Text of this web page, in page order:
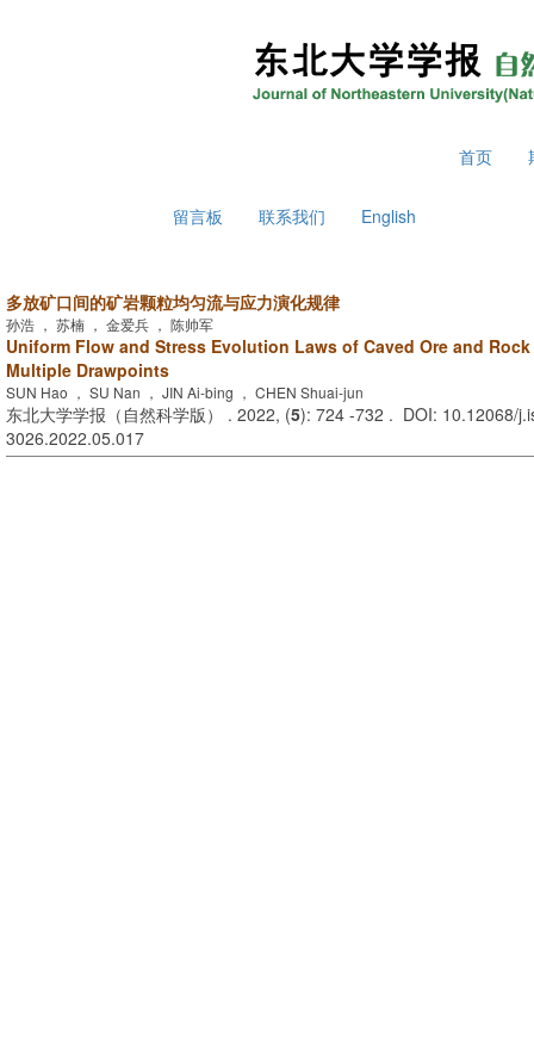
首页
留言板 联系我们 English
多放矿口间的矿岩颗粒均匀流与应力演化规律
孙浩 ， 苏楠 ， 金爱兵 ， 陈帅军
Uniform Flow and Stress Evolution Laws of Caved Ore and
Multiple Drawpoints
SUN Hao ， SU Nan ， JIN Ai-bing ， CHEN Shuai-jun
东北大学学报（自然科学版） . 2022, (5): 724 -732 . DOI: 10.12068/
3026.2022.05.017